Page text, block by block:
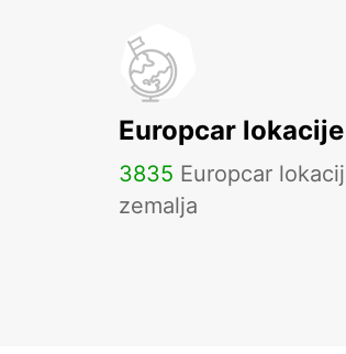
Europcar
3835 Europcar
zemalja